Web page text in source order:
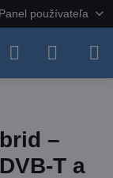
Panel používateľa
–
T a